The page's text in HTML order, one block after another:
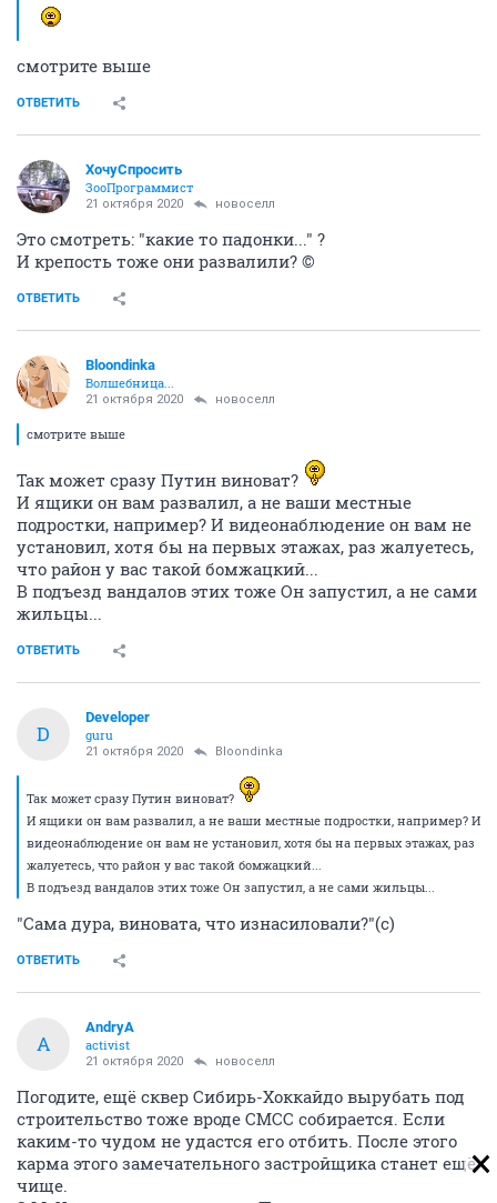
смотрите выше
ОТВЕТИТЬ
ХочуСпросить
ЗооПрограммист
21 октября 2020 новоселл
Это смотреть: "какие то падонки..." ?
И крепость тоже они развалили? ©
ОТВЕТИТЬ
Bloondinka
Волшебница...
21 октября 2020 новоселл
смотрите выше
Так может сразу Путин виноват?
И ящики он вам развалил, а не ваши местные
подростки, например? И видеонаблюдение он вам не
установил, хотя бы на первых этажах, раз жалуетесь,
что район у вас такой бомжацкий...
В подъезд вандалов этих тоже Он запустил, а не сами
жильцы...
ОТВЕТИТЬ
D
Developer
guru
21 октября 2020 Bloondinka
Так может сразу Путин виноват?
И ящики он вам развалил, а не ваши местные подростки, например? И
видеонаблюдение он вам не установил, хотя бы на первых этажах, раз
жалуетесь, что район у вас такой бомжацкий...
В подъезд вандалов этих тоже Он запустил, а не сами жильцы...
"Сама дура, виновата, что изнасиловали?"(с)
ОТВЕТИТЬ
A
AndryA
activist
21 октября 2020 новоселл
Погодите, ещё сквер Сибирь-Хоккайдо вырубать под
строительство тоже вроде СМСС собирается. Если
каким-то чудом не удастся его отбить. После этого
карма этого замечательного застройщика станет ещё
чище.